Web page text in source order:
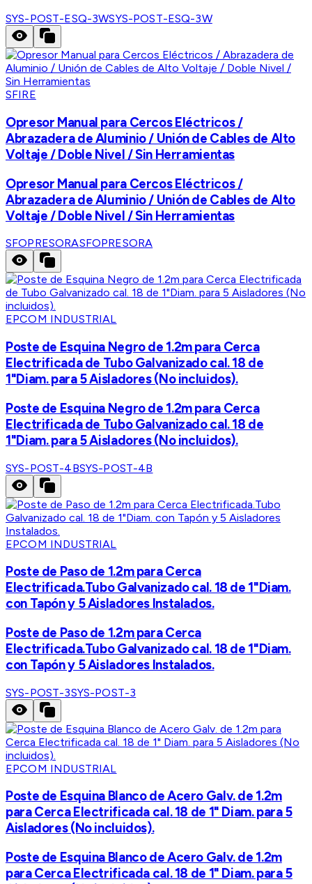
SYS-POST-ESQ-3WSYS-POST-ESQ-3W
SFIRE
Opresor Manual para Cercos Eléctricos /
Abrazadera de Aluminio / Unión de Cables de Alto
Voltaje / Doble Nivel / Sin Herramientas
Opresor Manual para Cercos Eléctricos /
Abrazadera de Aluminio / Unión de Cables de Alto
Voltaje / Doble Nivel / Sin Herramientas
SFOPRESORASFOPRESORA
EPCOM INDUSTRIAL
Poste de Esquina Negro de 1.2m para Cerca
Electrificada de Tubo Galvanizado cal. 18 de
1"Diam. para 5 Aisladores (No incluidos).
Poste de Esquina Negro de 1.2m para Cerca
Electrificada de Tubo Galvanizado cal. 18 de
1"Diam. para 5 Aisladores (No incluidos).
SYS-POST-4BSYS-POST-4B
EPCOM INDUSTRIAL
Poste de Paso de 1.2m para Cerca
Electrificada.Tubo Galvanizado cal. 18 de 1"Diam.
con Tapón y 5 Aisladores Instalados.
Poste de Paso de 1.2m para Cerca
Electrificada.Tubo Galvanizado cal. 18 de 1"Diam.
con Tapón y 5 Aisladores Instalados.
SYS-POST-3SYS-POST-3
EPCOM INDUSTRIAL
Poste de Esquina Blanco de Acero Galv. de 1.2m
para Cerca Electrificada cal. 18 de 1" Diam. para 5
Aisladores (No incluidos).
Poste de Esquina Blanco de Acero Galv. de 1.2m
para Cerca Electrificada cal. 18 de 1" Diam. para 5